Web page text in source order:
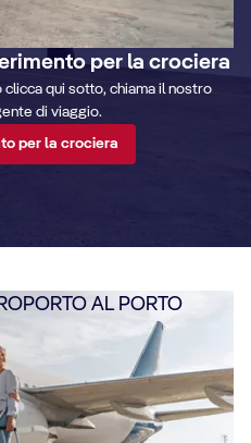
per la crociera
qui sotto, chiama il nostro
di viaggio.
per la crociera
AL PORTO